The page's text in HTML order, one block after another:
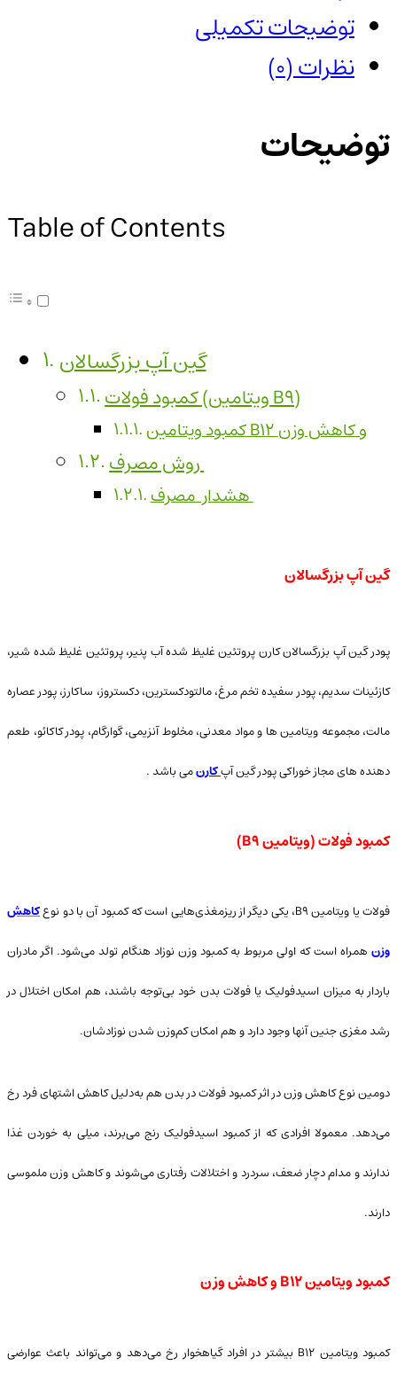
توضیحات تکمیلی
نظرات (0)
توضیحات
Table of Contents
گین آپ بزرگسالان
کمبود فولات (ویتامین B9)
کمبود ویتامین B۱۲ و کاهش وزن
روش مصرف
هشدار مصرف
گین آپ بزرگسالان
پودر گین آپ بزرگسالان کارن پروتئین غلیظ شده آب پنیر، پروتئین غلیظ شده شیر،
کازئینات سدیم، پودر سفیده تخم مرغ، مالتودکسترین، دکستروز، ساکارز، پودر عصاره
مالت، مجموعه ویتامین ها و مواد معدنی، مخلوط آنزیمی، گوارگام، پودر کاکائو، طعم
دهنده های مجاز خوراکی پودر گین آپکارنمی باشد .
کمبود فولات (ویتامین B9)
فولات یا ویتامین B۹، یکی دیگر از ریزمغذی‌هایی است که کمبود آن با دو نوع
کاهش
وزن همراه است که اولی مربوط به کمبود وزن نوزاد هنگام تولد می‌شود. اگر مادران
باردار به میزان اسیدفولیک یا فولات بدن خود بی‌توجه باشند، هم امکان اختلال در
رشد مغزی جنین آنها وجود دارد و هم امکان کم‌وزن شدن نوزادشان.
دومین نوع کاهش وزن در اثر کمبود فولات در بدن هم به‌دلیل کاهش اشتهای فرد رخ
می‌دهد. معمولا افرادی که از کمبود اسیدفولیک رنج می‌برند، میلی به‌ خوردن غذا
ندارند و مدام دچار ضعف، سردرد و اختلالات رفتاری می‌شوند و کاهش وزن‌ ملموسی
دارند.
کمبود ویتامین B۱۲ و کاهش وزن
کمبود ویتامین B۱۲ بیشتر در افراد گیاهخوار رخ می‌دهد و می‌تواند باعث عوارضی